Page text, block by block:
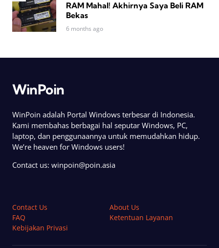
RAM Mahal! Akhirnya Saya Beli RAM
Bekas
6 months ago
WinPoin
WinPoin adalah Portal Windows terbesar di Indonesia.
Kami membahas berbagai hal seputar Windows, PC,
laptop, dan penggunaannya untuk memudahkan hidup.
We’re heaven for Windows users!
Contact us: winpoin@poin.asia
Contact Us
About Us
FAQ
Ketentuan Layanan
Kebijakan Privasi